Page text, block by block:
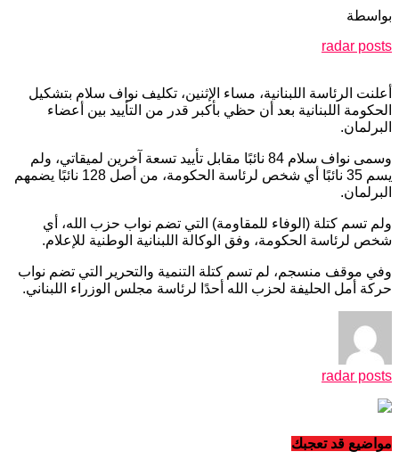
بواسطة
radar posts
أعلنت الرئاسة اللبنانية، مساء الإثنين، تكليف نواف سلام بتشكيل
الحكومة اللبنانية بعد أن حظي بأكبر قدر من التأييد بين أعضاء
البرلمان.
وسمى نواف سلام 84 نائبًا مقابل تأييد تسعة آخرين لميقاتي، ولم
يسم 35 نائبًا أي شخص لرئاسة الحكومة، من أصل 128 نائبًا يضمهم
البرلمان.
ولم تسم كتلة (الوفاء للمقاومة) التي تضم نواب حزب الله، أي
شخص لرئاسة الحكومة، وفق الوكالة اللبنانية الوطنية للإعلام.
وفي موقف منسجم، لم تسم كتلة التنمية والتحرير التي تضم نواب
حركة أمل الحليفة لحزب الله أحدًا لرئاسة مجلس الوزراء اللبناني.
radar posts
مواضيع قد تعجبك